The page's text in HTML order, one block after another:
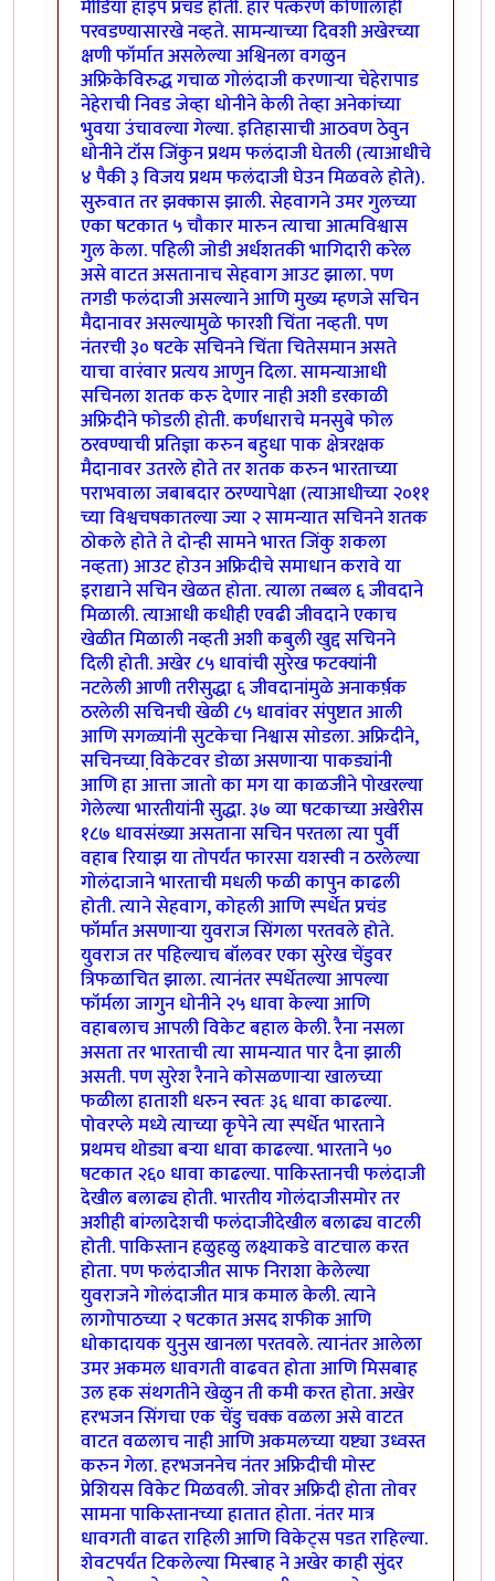
मीडिया हाइप प्रचंड होती. हार पत्करणे कोणालाही
परवडण्यासारखे नव्हते. सामन्याच्या दिवशी अखेरच्या
क्षणी फॉर्मात असलेल्या अश्विनला वगळुन
अफ्रिकेविरुद्ध गचाळ गोलंदाजी करणार्‍या चेहेरापाड
नेहेराची निवड जेव्हा धोनीने केली तेव्हा अनेकांच्या
भुवया उंचावल्या गेल्या. इतिहासाची आठवण ठेवुन
धोनीने टॉस जिंकुन प्रथम फलंदाजी घेतली (त्याआधीचे
४ पैकी ३ विजय प्रथम फलंदाजी घेउन मिळवले होते).
सुरुवात तर झक्कास झाली. सेहवागने उमर गुलच्या
एका षटकात ५ चौकार मारुन त्याचा आत्मविश्वास
गुल केला. पहिली जोडी अर्धशतकी भागिदारी करेल
असे वाटत असतानाच सेहवाग आउट झाला. पण
तगडी फलंदाजी असल्याने आणि मुख्य म्हणजे सचिन
मैदानावर असल्यामुळे फारशी चिंता नव्हती. पण
नंतरची ३० षटके सचिनने चिंता चितेसमान असते
याचा वारंवार प्रत्यय आणुन दिला. सामन्याआधी
सचिनला शतक करु देणार नाही अशी डरकाळी
अफ्रिदीने फोडली होती. कर्णधाराचे मनसुबे फोल
ठरवण्याची प्रतिज्ञा करुन बहुधा पाक क्षेत्ररक्षक
मैदानावर उतरले होते तर शतक करुन भारताच्या
पराभवाला जबाबदार ठरण्यापेक्षा (त्याआधीच्या २०११
च्या विश्वचषकातल्या ज्या २ सामन्यात सचिनने शतक
ठोकले होते ते दोन्ही सामने भारत जिंकु शकला
नव्हता) आउट होउन अफ्रिदीचे समाधान करावे या
इराद्याने सचिन खेळत होता. त्याला तब्बल ६ जीवदाने
मिळाली. त्याआधी कधीही एवढी जीवदाने एकाच
खेळीत मिळाली नव्हती अशी कबुली खुद्द सचिनने
दिली होती. अखेर ८५ धावांची सुरेख फटक्यांनी
नटलेली आणी तरीसुद्धा ६ जीवदानांमुळे अनाकर्ष़क
ठरलेली सचिनची खेळी ८५ धावांवर संपुष्टात आली
आणि सगळ्यांनी सुटकेचा निश्वास सोडला. अफ्रिदीने,
सचिनच्या वि़केटवर डोळा असणार्‍या पाकड्यांनी
आणि हा आत्ता जातो का मग या काळजीने पोखरल्या
गेलेल्या भारतीयांनी सुद्धा. ३७ व्या षटकाच्या अखेरीस
१८७ धावसंख्या असताना सचिन परतला त्या पुर्वी
वहाब रियाझ या तोपर्यंत फारसा यशस्वी न ठरलेल्या
गोलंदाजाने भारताची मधली फळी कापुन काढली
होती. त्याने सेहवाग, कोहली आणि स्पर्धेत प्रचंड
फॉर्मात असणार्‍या युवराज सिंगला परतवले होते.
युवराज तर पहिल्याच बॉलवर एका सुरेख चेंडुवर
त्रिफळाचित झाला. त्यानंतर स्पर्धेतल्या आपल्या
फॉर्मला जागुन धोनीने २५ धावा केल्या आणि
वहाबलाच आपली विकेट बहाल केली. रैना नसला
असता तर भारताची त्या सामन्यात पार दैना झाली
असती. पण सुरेश रैनाने कोसळणार्‍या खालच्या
फळीला हाताशी धरुन स्वतः ३६ धावा काढल्या.
पोवरप्ले मध्ये त्याच्या कृपेने त्या स्पर्धेत भारताने
प्रथमच थोड्या बर्‍या धावा काढल्या. भारताने ५०
षटकात २६० धावा काढल्या. पाकिस्तानची फलंदाजी
देखील बलाढ्य होती. भारतीय गोलंदाजीसमोर तर
अशीही बांग्लादेशची फलंदाजीदेखील बलाढ्य वाटली
होती. पाकिस्तान हळुहळु लक्ष्याकडे वाटचाल करत
होता. पण फलंदाजीत साफ निराशा केलेल्या
युवराजने गोलंदाजीत मात्र कमाल केली. त्याने
लागोपाठच्या २ षटकात असद शफीक आणि
धोकादायक युनुस खानला परतवले. त्यानंतर आलेला
उमर अकमल धावगती वाढवत होता आणि मिसबाह
उल हक संथगतीने खेळुन ती कमी करत होता. अखेर
हरभजन सिंगचा एक चेंडु चक्क वळला असे वाटत
वाटत वळलाच नाही आणि अकमलच्या यष्ट्या उध्वस्त
करुन गेला. हरभजननेच नंतर अफ्रिदीची मोस्ट
प्रेशियस विकेट मिळवली. जोवर अफ्रिदी होता तोवर
सामना पाकिस्तानच्या हातात होता. नंतर मात्र
धावगती वाढत राहिली आणि विकेट्स पडत राहिल्या.
शेवटपर्यंत टिकलेल्या मिस्बाह ने अखेर काही सुंदर